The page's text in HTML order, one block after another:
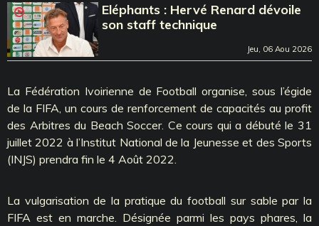
Eléphants : Hervé Renard dévoile
son staff technique
Jeu, 06 Aou 2026
La Fédération Ivoirienne de Football organise, sous l’égide
de la FIFA, un cours de renforcement de capacités au profit
des Arbitres du Beach Soccer. Ce cours qui a débuté le 31
juillet 2022 à l’Institut National de la Jeunesse et des Sports
(INJS) prendra fin le 4 Août 2022.
La vulgarisation de la pratique du football sur sable par la
FIFA est en marche. Désignée parmi les pays phares, la